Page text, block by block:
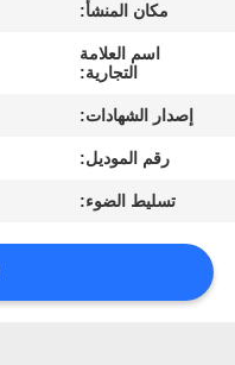
جولة
المعمل
مراقبة
اتصل
مكان المنشأ:
اسم العلامة
التجارية:
إصدار الشهادات:
رقم الموديل:
تسليط الضوء: